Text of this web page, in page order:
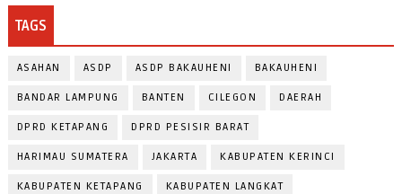
TAGS
ASAHAN ASDP ASDP BAKAUHENI BAKAUHENI
BANDAR LAMPUNG BANTEN CILEGON DAERAH
DPRD KETAPANG DPRD PESISIR BARAT
HARIMAU SUMATERA JAKARTA KABUPATEN KERINCI
KABUPATEN KETAPANG KABUPATEN LANGKAT